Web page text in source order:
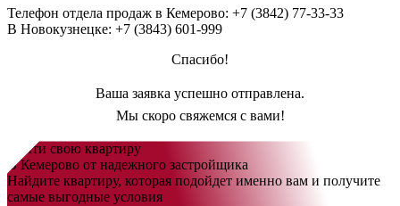
Телефон отдела продаж в Кемерово: +7 (3842) 77-33-33
В Новокузнецке: +7 (3843) 601-999
Спасибо!
Ваша заявка успешно отправлена.
Мы скоро свяжемся с вами!
Найти свою квартиру
В Кемерово от надежного застройщика
Найдите квартиру, которая подойдет именно вам и получите
самые выгодные условия